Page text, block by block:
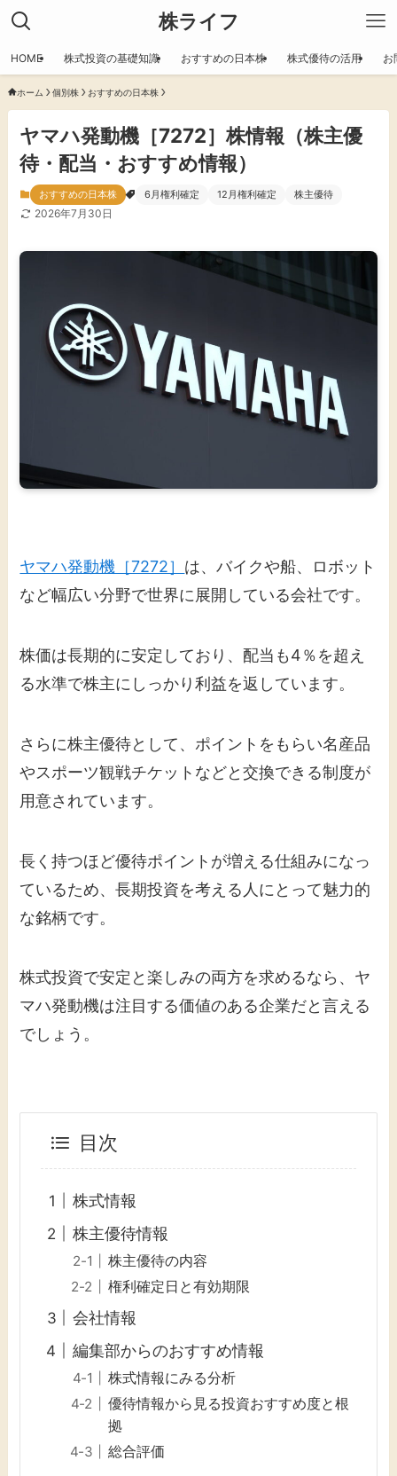
株ライフ
HOME 株式投資の基礎知識 おすすめの日本株 株式優待の活用 お
ホーム 個別株 おすすめの日本株
ヤマハ発動機［7272］株情報（株主優
待・配当・おすすめ情報）
おすすめの日本株 6月権利確定 12月権利確定 株主優待
2026年7月30日
ヤマハ発動機［7272］ は、バイクや船、ロボット
など幅広い分野で世界に展開している会社です。
株価は長期的に安定しており、配当も4％を超え
る水準で株主にしっかり利益を返しています。
さらに株主優待として、ポイントをもらい名産品
やスポーツ観戦チケットなどと交換できる制度が
用意されています。
長く持つほど優待ポイントが増える仕組みになっ
ているため、長期投資を考える人にとって魅力的
な銘柄です。
株式投資で安定と楽しみの両方を求めるなら、ヤ
マハ発動機は注目する価値のある企業だと言える
でしょう。
目次
株式情報
株主優待情報
株主優待の内容
権利確定日と有効期限
会社情報
編集部からのおすすめ情報
株式情報にみる分析
優待情報から見る投資おすすめ度と根
拠
総合評価